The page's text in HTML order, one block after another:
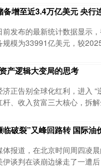
知》（以下简称《通知》）
系统、严格和穿透式的监管
性质，明确比特币、以太币
等同的法律地位，不能且不
备增至近3.4万亿美元 央行
前发布的最新统计数据显示
规模为33991亿美元，较
盎司，较2025年12月末增
个月增持黄金。自2025年7
，并数次刷新2015年12月以
产逻辑大变局的思考
正告别全球化红利，进入 “
、收入贫富三大核心，拆
本质：效率的来源分工是经
本能。核心价值：提效率
练度，减少岗位切换损耗
长。理论演进：从亚当・
临破裂”又峰回路转 国际油
报道，在北京时间周四凌
谈判在谈崩边缘走了一遭